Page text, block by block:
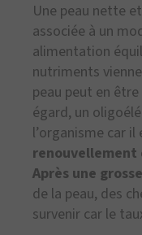
Une peau nette
associée à un
alimentation
nutriments
peau peut en
égard, un
l’organisme car
renouvellement
Après une
de la peau, des
survenir car le